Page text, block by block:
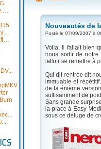
G…
…
Nouveautés de
Posté le 07/09/2007 à
Voila, il fallait bien
nous sortir de
falloir se remettre à
Qui dit rentrée dit
immuable et
de la énième
suffisamment de
Sans grande
la place à Easy
sous ce déluge de